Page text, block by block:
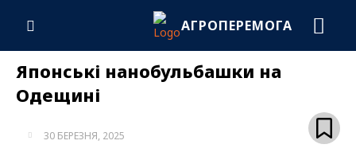
АГРОПЕРЕМОГА
Японські нанобульбашки на
Одещині
30 БЕРЕЗНЯ, 2025